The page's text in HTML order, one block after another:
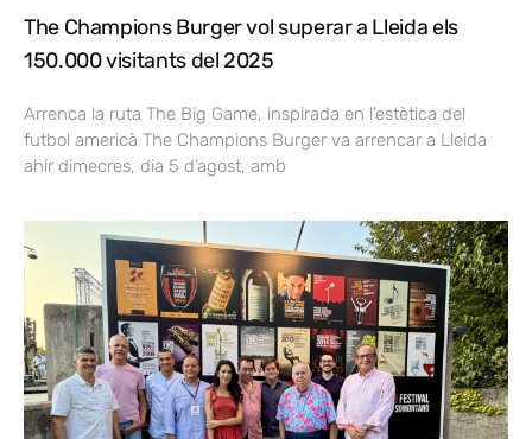
The Champions Burger vol superar a Lleida els
150.000 visitants del 2025
Arrenca la ruta The Big Game, inspirada en l’estètica del
futbol americà The Champions Burger va arrencar a Lleida
ahir dimecres, dia 5 d’agost, amb